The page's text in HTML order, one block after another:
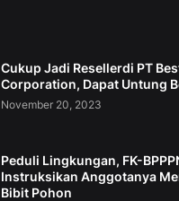
Cukup Jadi Resellerdi PT
Corporation, Dapat Untung
November 20, 2023
Peduli Lingkungan, FK-
Instruksikan Anggotanya
Bibit Pohon